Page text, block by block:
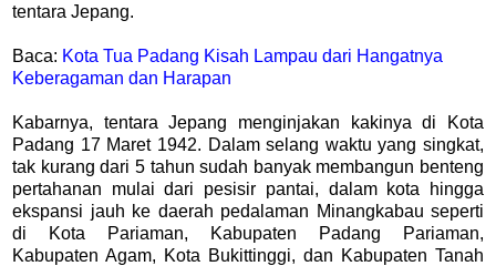
tentara Jepang.
Baca: Kota Tua Padang Kisah Lampau dari Hangatnya
Keberagaman dan Harapan
Kabarnya, tentara Jepang menginjakan kakinya di Kota
Padang 17 Maret 1942. Dalam selang waktu yang singkat,
tak kurang dari 5 tahun sudah banyak membangun benteng
pertahanan mulai dari pesisir pantai, dalam kota hingga
ekspansi jauh ke daerah pedalaman Minangkabau seperti
di Kota Pariaman, Kabupaten Padang Pariaman,
Kabupaten Agam, Kota Bukittinggi, dan Kabupaten Tanah